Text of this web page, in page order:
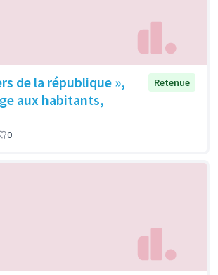
de la république »,
aux habitants,
Retenue
0